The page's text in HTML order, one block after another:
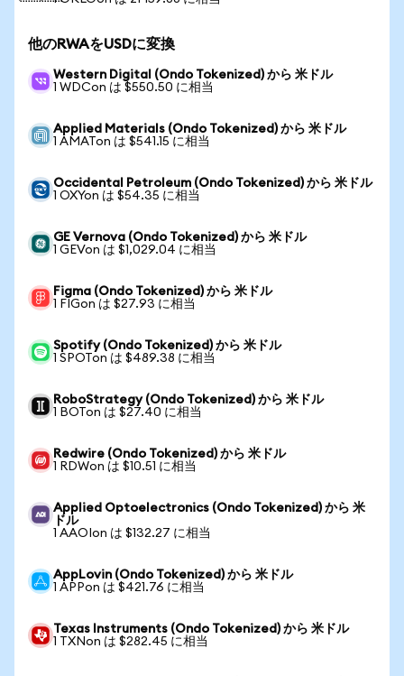
他のRWAをUSDに変換
Western Digital (Ondo Tokenized) から 米ドル
1 WDCon は $550.50 に相当
Applied Materials (Ondo Tokenized) から 米ドル
1 AMATon は $541.15 に相当
Occidental Petroleum (Ondo Tokenized) から 米ドル
1 OXYon は $54.35 に相当
GE Vernova (Ondo Tokenized) から 米ドル
1 GEVon は $1,029.04 に相当
Figma (Ondo Tokenized) から 米ドル
1 FIGon は $27.93 に相当
Spotify (Ondo Tokenized) から 米ドル
1 SPOTon は $489.38 に相当
RoboStrategy (Ondo Tokenized) から 米ドル
1 BOTon は $27.40 に相当
Redwire (Ondo Tokenized) から 米ドル
1 RDWon は $10.51 に相当
Applied Optoelectronics (Ondo Tokenized) から 米
ドル
1 AAOIon は $132.27 に相当
AppLovin (Ondo Tokenized) から 米ドル
1 APPon は $421.76 に相当
Texas Instruments (Ondo Tokenized) から 米ドル
1 TXNon は $282.45 に相当